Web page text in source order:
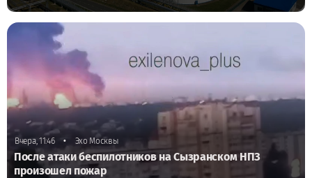
Вчера, 11:46 • Эхо Москвы
После атаки беспилотников на Сызранском НПЗ
произошел пожар